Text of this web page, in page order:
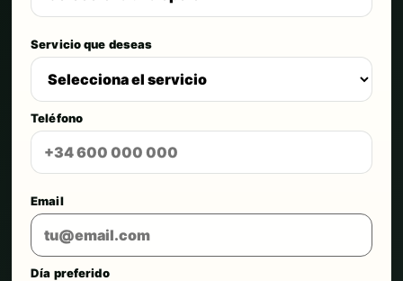
Servicio que deseas
Teléfono
Email
Día preferido